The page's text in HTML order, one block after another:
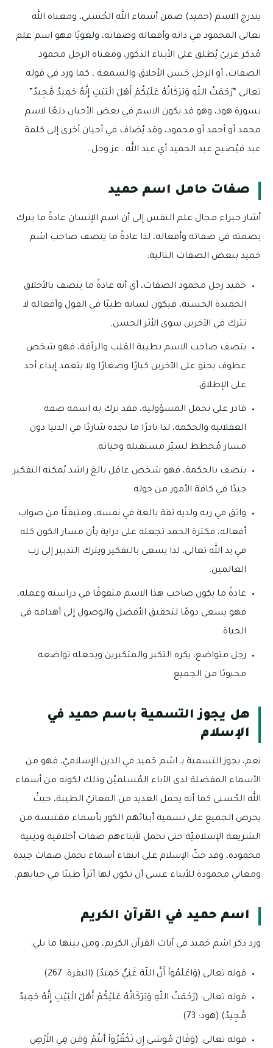
يندرج الاسم (حميد) ضمن أسماء الله الحُسنى، ومعناه الله
تعالى المحمود في ذاته وأفعاله وصفاته، ولغويًا فهو اسم علم
مُذكر عربيّ يُطلق على الأبناء الذكور، ومعناه الرجل محمود
الصفات، أو الرجل حَسن الأخلاق والسمعة ، كما ورد في قوله
تعالى “رَحْمَتُ اللّهِ وَبَرَكَاتُهُ عَلَيْكُمْ أَهْلَ الْبَيْتِ إِنَّهُ حَمِيدٌ مَّجِيدٌ”
بسورة هود، وهو قد يكون الاسم في بعض الأحيان دلعًا لاسم
محمد أو أحمد أو محمود، وقد يُضاف في أحيان أخرى إلى كلمة
عبد فيُصبح عبد الحميد أي عبد الله ـ عز وجل ـ
صفات حامل اسم حميد
أشار خبراء مجال علم النفس إلى أن اسم الإنسان عادةً ما يترك
بصمته في صفاته وأفعاله، لذا عادةً ما يتصف صاحب اسْم
حَميد ببعض الصفات التالية:
حَميد رجل محمود الصفات، أي أنه عادةً ما يتصف بالأخلاق
الحميدة الحسنة، فيكون لسانه طيبًا في القول وأفعاله لا
تترك في الآخرين سوى الأثر الحسن,
يتصف صاحب الاسم بطيبة القلب والرأفة، فهو شخص
عطوف يحنو على الآخرين كبارًا وصغارًا ولا يتعمد إيذاء أحد
على الإطلاق.
قادر على تحمل المسؤولية، فقد ترك به اسمه صفة
العقلانية والحكمة، لذا نادرًا ما تجده شاردًا في الدنيا دون
مسار مُخطط لسيّر مستقبله وحياته.
يتصف بالحكمة، فهو شخص عاقل بالغ راشد يُمكنه التفكير
جيدًا في كافة الأمور من حوله.
واثق في ربه ولديه ثقة بالغة في نفسه، ومتيقنًا من صواب
أفعاله، فكثرة الحمد تجعله على دراية بأن مسار الكون كله
في يد الله تعالى، لذا يسعى بالتفكير ويترك التدبير إلى رب
العالمين.
عادةً ما يكون صاحب هذا الاسم متفوقًا في دراسته وعمله،
فهو يسعى دومًا لتحقيق الأفضل والوصول إلى أهدافه في
الحياة.
رجل متواضع، يكره التكبر والمتكبرين ويجعله تواضعه
محبوبًا من الجميع.
هل يجوز التسمية باسم حميد في
الإسلام
نعم، يجوز التسمية بـ اسْم حَميد في الدين الإسلاميّ، فهو من
الأسماء المفضلة لدى الآباء المُسلميّن وذلك لكونه من أسماء
الله الحُسنى كما أنه يحمل العديد من المعانيّ الطيبة، حيثُ
يحرص الجميع على تسمية أبنائهم الكور بأسماء مقتبسة من
الشريعة الإسلاميّة حتى تحمل لأبناءهم صفات أخلاقية ودينية
محمودة، وقد حثّ الإسلام على انتقاء أسماء تحمل صفات جيدة
ومعاني محمودة للأبناء عسى أن تكون لها أثراً طيبًا في حياتهم.
اسم حميد في القرآن الكريم
ورد ذكر اسْم حَميد في آيات القرآن الكريم، ومن بينها ما يلي:
قوله تعالى (وَاعْلَمُواْ أَنَّ اللّهَ غَنِيٌّ حَمِيدٌ) (البقرة: 267).
قوله تعالى: (رَحْمَتُ اللّهِ وَبَرَكَاتُهُ عَلَيْكُمْ أَهْلَ الْبَيْتِ إِنَّهُ حَمِيدٌ
مَّجِيدٌ) (هود: 73).
قوله تعالى: (وَقَالَ مُوسَى إِن تَكْفُرُواْ أَنتُمْ وَمَن فِي الأَرْضِ